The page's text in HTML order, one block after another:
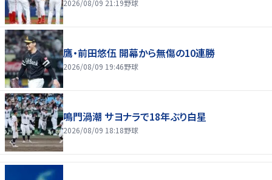
2026/08/09 21:19野球
鷹・前田悠伍 開幕から無傷の10連勝
2026/08/09 19:46野球
鳴門渦潮 サヨナラで18年ぶり白星
2026/08/09 18:18野球